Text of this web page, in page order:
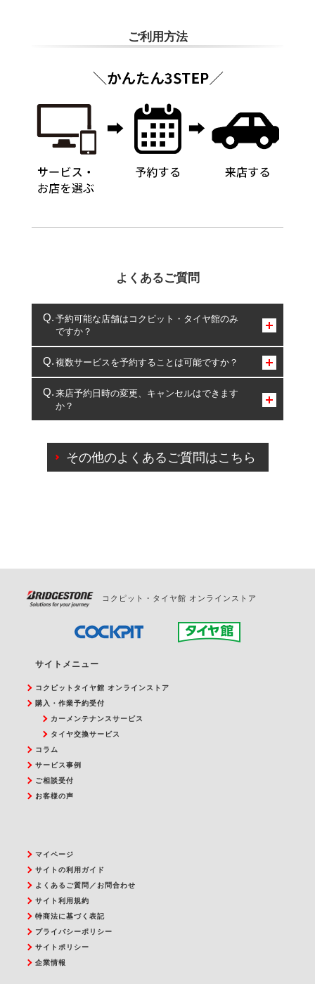
ご利用方法
よくあるご質問
予約可能な店舗はコクピット・タイヤ館のみ
ですか？
コクピット・タイヤ館のみとなります。
複数サービスを予約することは可能ですか？
複数サービスのご予約は可能です。
一部の商品・サービスの組み合わせに限り、同時にご予約が
出来ないものもございます。
来店予約日時の変更、キャンセルはできます
か？
ご来店予約日の3営業日前を過ぎている場合のご予約
の日時変更につきましては、直接ご予約の店舗まで
その他のよくあるご質問はこちら
コクピット・タイヤ館 オンラインストア
サイトメニュー
コクピットタイヤ館 オンラインストア
購入・作業予約受付
カーメンテナンスサービス
タイヤ交換サービス
コラム
サービス事例
ご相談受付
お客様の声
マイページ
サイトの利用ガイド
よくあるご質問／お問合わせ
サイト利用規約
特商法に基づく表記
プライバシーポリシー
サイトポリシー
企業情報